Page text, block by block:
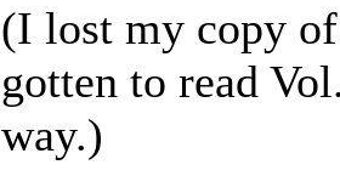
(I lost my copy
gotten to read
way.)